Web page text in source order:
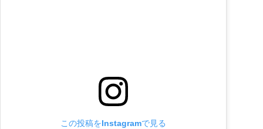
この投稿をInstagramで見る